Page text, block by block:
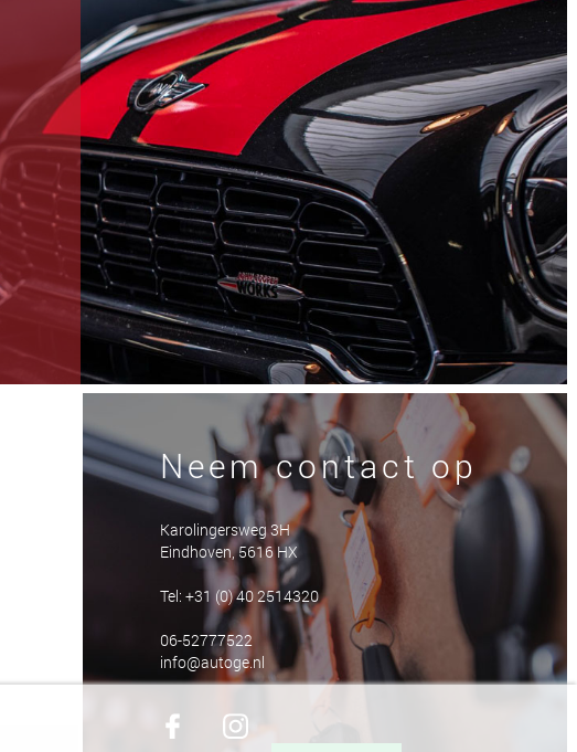
Neem contact op
Karolingersweg 3H
Eindhoven, 5616 HX
Tel: +31 (0) 40 2514320
06-52777522
info@autoge.nl